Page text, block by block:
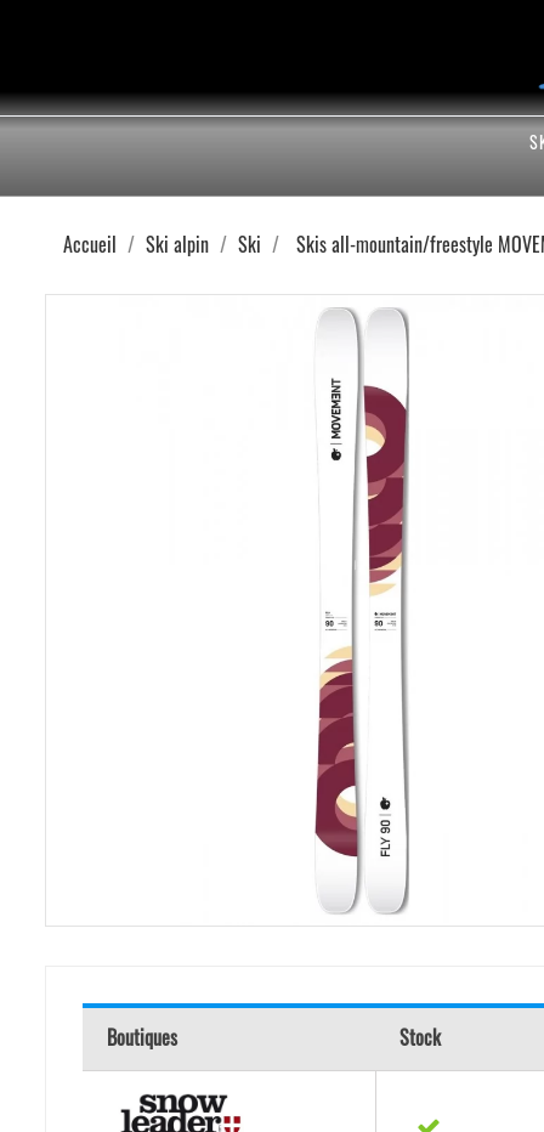
Accueil Ski alpin Ski Skis all-mountain/freestyle
Boutiques Stock